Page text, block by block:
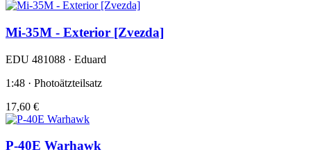
Mi-35M - Exterior [Zvezda]
EDU 481088 · Eduard
1:48 · Photoätzteilsatz
17,60 €
P-40E Warhawk